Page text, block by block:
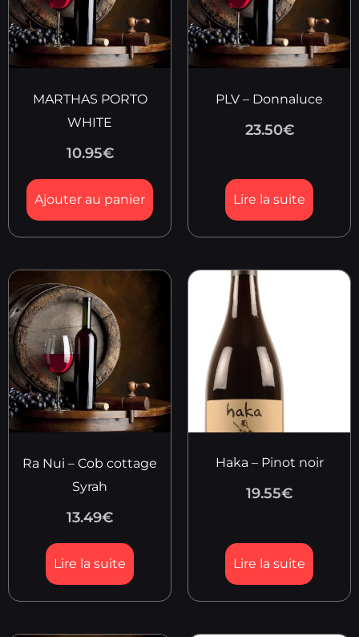
MARTHAS PORTO
WHITE
10.95€
Ajouter au panier
PLV – Donnaluce
23.50€
Lire la suite
Ra Nui – Cob cottage
Syrah
13.49€
Lire la suite
Haka – Pinot noir
19.55€
Lire la suite